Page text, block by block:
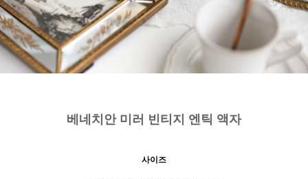
베네치안 미러 빈티지 엔틱 액자
사이즈